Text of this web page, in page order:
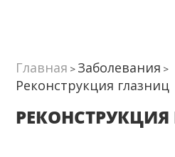
Главная > Заболевания >
Реконструкция глазниц